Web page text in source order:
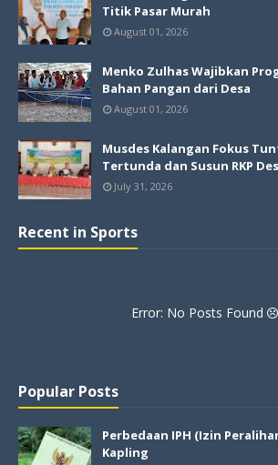
Titik Pasar Murah
August 01, 2026
Menko Zulhas Wajibkan
Bahan Pangan dari Desa
August 01, 2026
Musdes Kalangan Fokus
Tertunda dan Susun RKP
July 31, 2026
Recent in Sports
Error: No Posts Found
Popular Posts
Perbedaan IPH (Izin
Kapling